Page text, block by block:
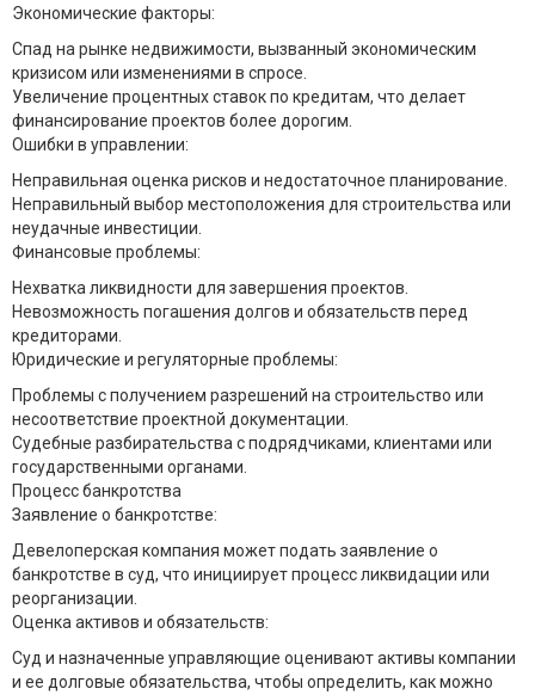
Экономические факторы:
Спад на рынке недвижимости, вызванный экономическим
кризисом или изменениями в спросе.
Увеличение процентных ставок по кредитам, что делает
финансирование проектов более дорогим.
Ошибки в управлении:
Неправильная оценка рисков и недостаточное планирование.
Неправильный выбор местоположения для строительства или
неудачные инвестиции.
Финансовые проблемы:
Нехватка ликвидности для завершения проектов.
Невозможность погашения долгов и обязательств перед
кредиторами.
Юридические и регуляторные проблемы:
Проблемы с получением разрешений на строительство или
несоответствие проектной документации.
Судебные разбирательства с подрядчиками, клиентами или
государственными органами.
Процесс банкротства
Заявление о банкротстве:
Девелоперская компания может подать заявление о
банкротстве в суд, что инициирует процесс ликвидации или
реорганизации.
Оценка активов и обязательств:
Суд и назначенные управляющие оценивают активы компании
и ее долговые обязательства, чтобы определить, как можно